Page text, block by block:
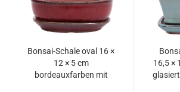
Bonsai-Schale oval 16 ×
12 × 5 cm
bordeauxfarben mit
16,5 ×